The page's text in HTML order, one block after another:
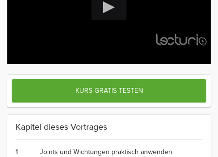
KURS GRATIS TESTEN
Kapitel dieses Vortrages
1 Joints und Wichtungen praktisch anwenden